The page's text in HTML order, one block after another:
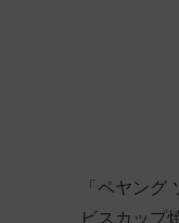
「ペヤン
ビスカップ